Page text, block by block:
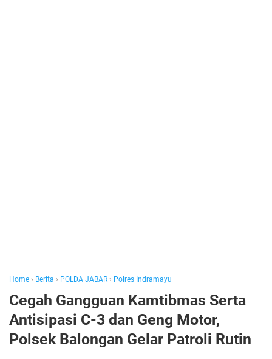
Home › Berita › POLDA JABAR › Polres Indramayu
Cegah Gangguan Kamtibmas Serta
Antisipasi C-3 dan Geng Motor,
Polsek Balongan Gelar Patroli Rutin